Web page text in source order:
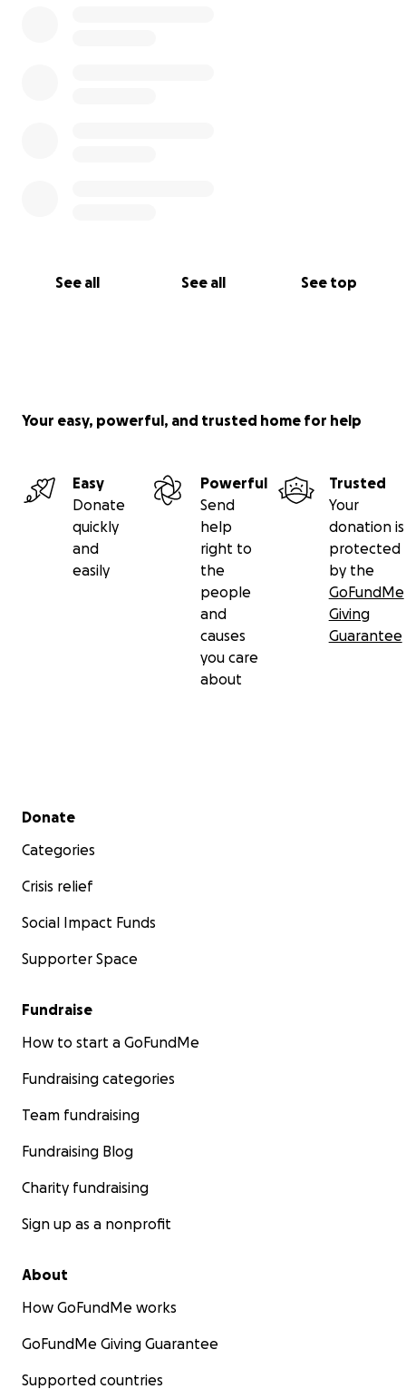
See all See all See top
Your easy, powerful, and trusted home for help
Easy
Donate
quickly
and
easily
Powerful
Send
help
right to
the
people
and
causes
you care
about
Trusted
Your
donation is
protected
by the
GoFundMe
Giving
Guarantee
Secondary menu
Donate
Categories
Crisis relief
Social Impact Funds
Supporter Space
Fundraise
How to start a GoFundMe
Fundraising categories
Team fundraising
Fundraising Blog
Charity fundraising
Sign up as a nonprofit
About
How GoFundMe works
GoFundMe Giving Guarantee
Supported countries